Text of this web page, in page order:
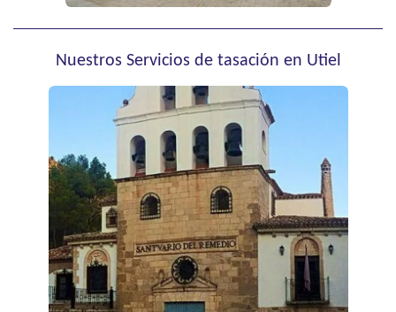
Nuestros Servicios de tasación en Utiel